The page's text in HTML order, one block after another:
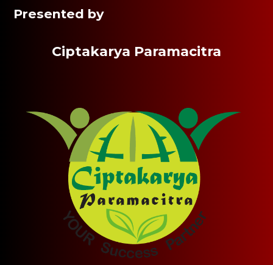
Presented by
Ciptakarya Paramacitra